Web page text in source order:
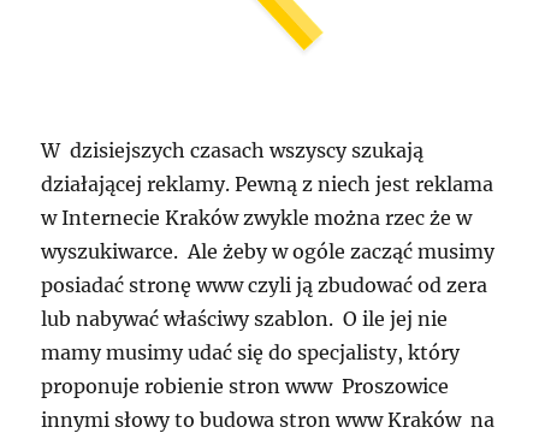
W dzisiejszych czasach wszyscy szukają
działającej reklamy. Pewną z niech jest reklama
w Internecie Kraków zwykle można rzec że w
wyszukiwarce. Ale żeby w ogóle zacząć musimy
posiadać stronę www czyli ją zbudować od zera
lub nabywać właściwy szablon. O ile jej nie
mamy musimy udać się do specjalisty, który
proponuje robienie stron www Proszowice
innymi słowy to budowa stron www Kraków na